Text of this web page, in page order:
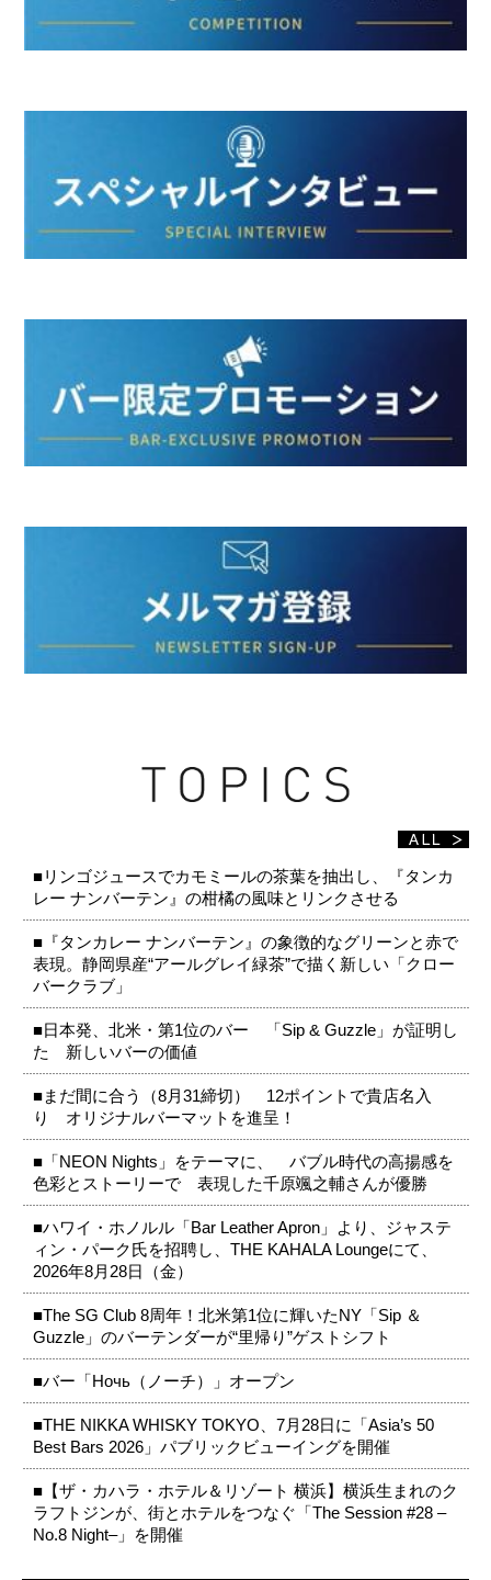
■リンゴジュースでカモミールの茶葉を抽出し、『タンカ
レー ナンバーテン』の柑橘の風味とリンクさせる
■『タンカレー ナンバーテン』の象徴的なグリーンと赤で
表現。静岡県産“アールグレイ緑茶”で描く新しい「クロー
バークラブ」
■日本発、北米・第1位のバー 「Sip & Guzzle」が証明し
た 新しいバーの価値
■まだ間に合う（8月31締切） 12ポイントで貴店名入
り オリジナルバーマットを進呈！
■「NEON Nights」をテーマに、 バブル時代の高揚感を
色彩とストーリーで 表現した千原颯之輔さんが優勝
■ハワイ・ホノルル「Bar Leather Apron」より、ジャステ
ィン・パーク氏を招聘し、THE KAHALA Loungeにて、
2026年8月28日（金）
■The SG Club 8周年！北米第1位に輝いたNY「Sip ＆
Guzzle」のバーテンダーが“里帰り”ゲストシフト
■バー「Ночь（ノーチ）」オープン
■THE NIKKA WHISKY TOKYO、7月28日に「Asia’s 50
Best Bars 2026」パブリックビューイングを開催
■【ザ・カハラ・ホテル＆リゾート 横浜】横浜生まれのク
ラフトジンが、街とホテルをつなぐ「The Session #28 –
No.8 Night–」を開催